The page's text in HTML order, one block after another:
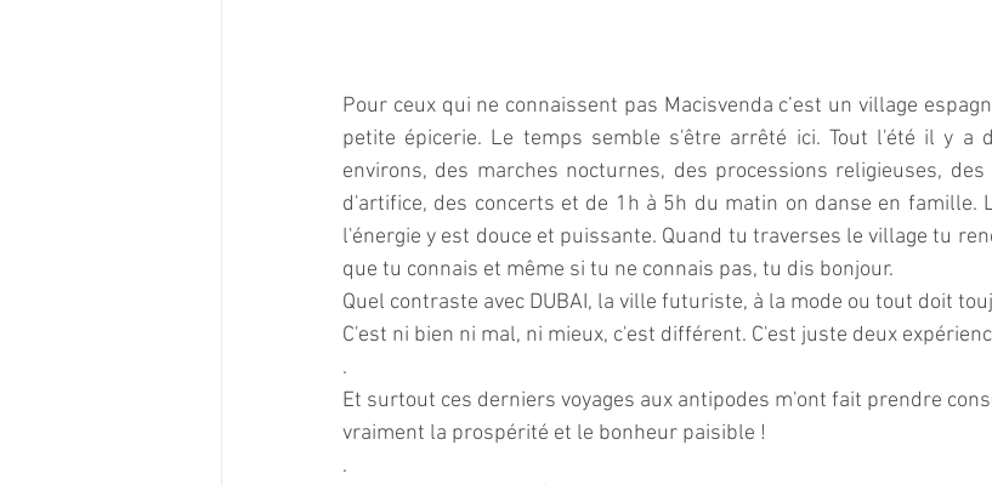
Pour ceux qui ne connaissent pas Macisvenda c’est un village
petite épicerie. Le temps semble s'être arrêté ici. Tout l'été il y a
environs, des marches nocturnes, des processions religieuses,
d'artifice, des concerts et de 1h à 5h du matin on danse en famille.
l'énergie y est douce et puissante. Quand tu traverses le village tu
que tu connais et même si tu ne connais pas, tu dis bonjour.
Quel contraste avec DUBAI, la ville futuriste, à la mode ou tout doit
C'est ni bien ni mal, ni mieux, c'est différent. C'est juste deux
.
Et surtout ces derniers voyages aux antipodes m'ont fait prendre
vraiment la prospérité et le bonheur paisible !
.